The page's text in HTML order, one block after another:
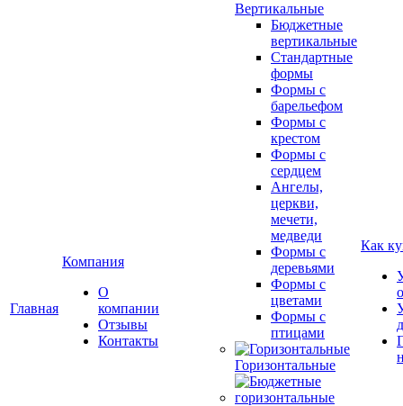
Главная
Компания
О
компании
Отзывы
Контакты
Вертикальные
Бюджетные
вертикальные
Стандартные
формы
Формы с
барельефом
Формы с
крестом
Формы с
сердцем
Ангелы,
церкви,
мечети,
медведи
Формы с
деревьями
Формы с
цветами
Формы с
птицами
Горизонтальные
Как